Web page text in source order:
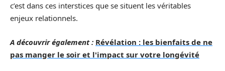
c’est dans ces interstices que se situent les véritables
enjeux relationnels.
A découvrir également : Révélation : les bienfaits de ne
pas manger le soir et l'impact sur votre longévité